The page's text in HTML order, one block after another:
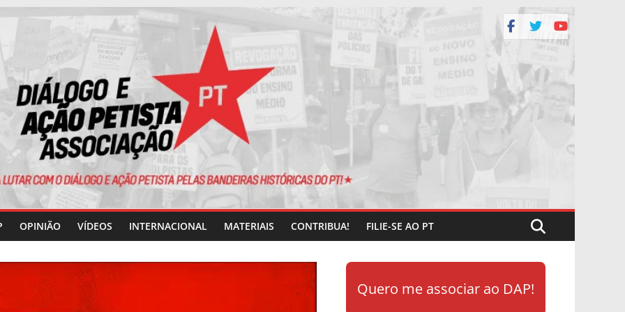
OPINIÃO VÍDEOS INTERNACIONAL MATERIAIS CONTRIBUA! FILIE-SE AO PT
Quero me associar ao DAP!